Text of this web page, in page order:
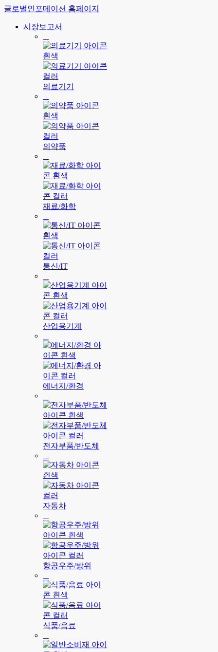
글로벌인포메이션 홈페이지
시장보고서
의료기기
의약품
재료/화학
통신/IT
산업용기계
에너지/환경
전자부품/반도체
자동차
항공우주/방위
식품/음료